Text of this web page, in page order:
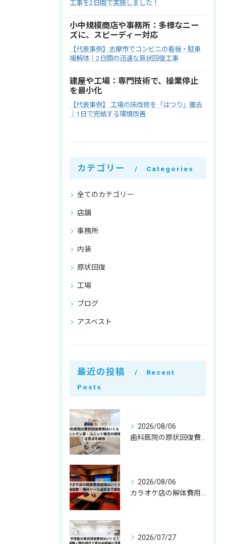
工事を2日間で実施しました！
小中規模商店や事務所：多様なニー
ズに、スピーディー対応
【代表事例】志摩市でコンビニの看板・駐車
場解体｜2日間の迅速な原状回復工事
建屋や工場：専門技術で、操業停止
を最小化
【代表事例】 工場の床改修を「はつり」撤去
｜1日で完結する環境改善
カテゴリー Categories
全てのカテゴリー
店舗
事務所
内装
原状回復
工場
ブログ
アスベスト
最近の投稿
Recent
Posts
2026/08/06
2026/08/06
2026/07/27